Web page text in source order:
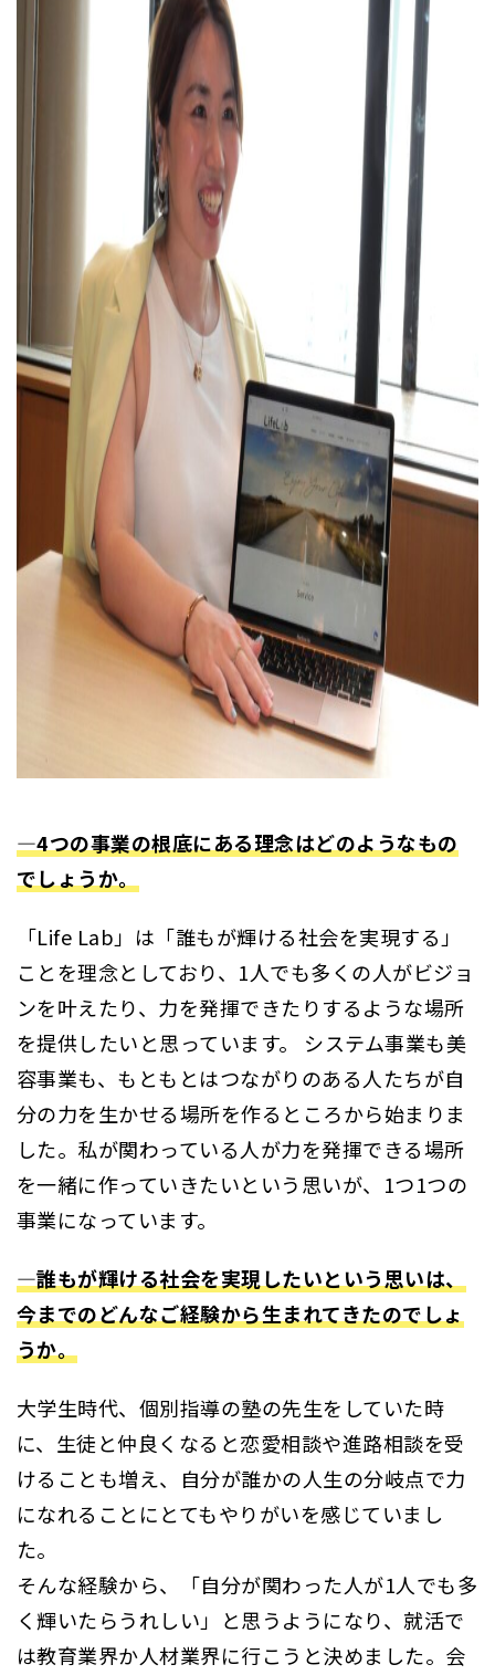
―4つの事業の根底にある理念はどのようなもの
でしょうか。
「Life Lab」は「誰もが輝ける社会を実現する」
ことを理念としており、1人でも多くの人がビジョ
ンを叶えたり、力を発揮できたりするような場所
を提供したいと思っています。 システム事業も美
容事業も、もともとはつながりのある人たちが自
分の力を生かせる場所を作るところから始まりま
した。私が関わっている人が力を発揮できる場所
を一緒に作っていきたいという思いが、1つ1つの
事業になっています。
―誰もが輝ける社会を実現したいという思いは、
今までのどんなご経験から生まれてきたのでしょ
うか。
大学生時代、個別指導の塾の先生をしていた時
に、生徒と仲良くなると恋愛相談や進路相談を受
けることも増え、自分が誰かの人生の分岐点で力
になれることにとてもやりがいを感じていまし
た。
そんな経験から、「自分が関わった人が1人でも多
く輝いたらうれしい」と思うようになり、就活で
は教育業界か人材業界に行こうと決めました。会